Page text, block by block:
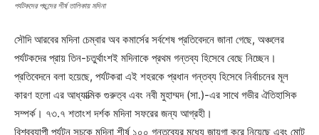
পর্যটকদের পছন্দের শীর্ষ তালিকায় মদিনা
সৌদি আরবের মদিনা চেম্বার অব কমার্সের সর্বশেষ প্রতিবেদনে জানা গেছে, অঞ্চলের
পর্যটকদের প্রায় তিন-চতুর্থাংশই মদিনাকে প্রথম গন্তব্য হিসেবে বেছে নিচ্ছেন।
প্রতিবেদনে বলা হয়েছে, পর্যটকরা এই শহরকে প্রধান গন্তব্য হিসেবে নির্বাচনের মূল
কারণ হলো এর আধ্যাত্মিক গুরুত্ব এবং নবী মুহাম্মদ (সা.)-এর সাথে গভীর ঐতিহাসিক
সম্পর্ক। ৭৩.৭ শতাংশ দর্শক মদিনা সফরের জন্য আগ্রহী।
বিশ্বব্যাপী পর্যটন সূচকে মদিনা শীর্ষ ১০০ গন্তব্যের মধ্যে জায়গা করে নিয়েছে এবং মোট